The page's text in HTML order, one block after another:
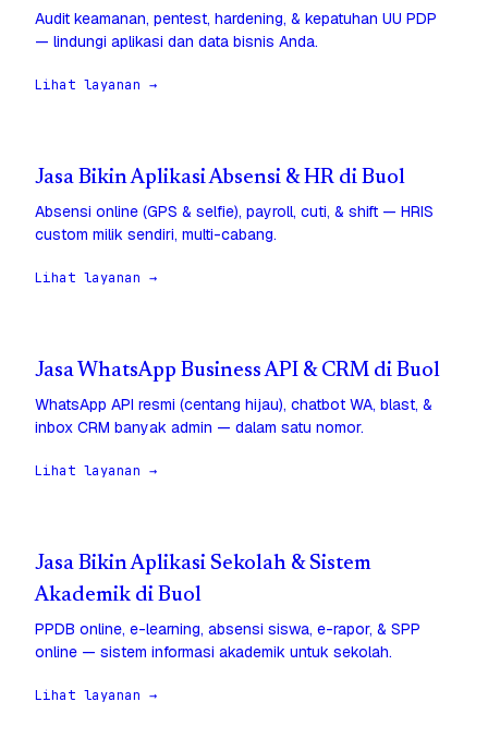
Audit keamanan, pentest, hardening, & kepatuhan UU PDP
— lindungi aplikasi dan data bisnis Anda.
Lihat layanan →
Jasa Bikin Aplikasi Absensi & HR di Buol
Absensi online (GPS & selfie), payroll, cuti, & shift — HRIS
custom milik sendiri, multi-cabang.
Lihat layanan →
Jasa WhatsApp Business API & CRM di Buol
WhatsApp API resmi (centang hijau), chatbot WA, blast, &
inbox CRM banyak admin — dalam satu nomor.
Lihat layanan →
Jasa Bikin Aplikasi Sekolah & Sistem
Akademik di Buol
PPDB online, e-learning, absensi siswa, e-rapor, & SPP
online — sistem informasi akademik untuk sekolah.
Lihat layanan →